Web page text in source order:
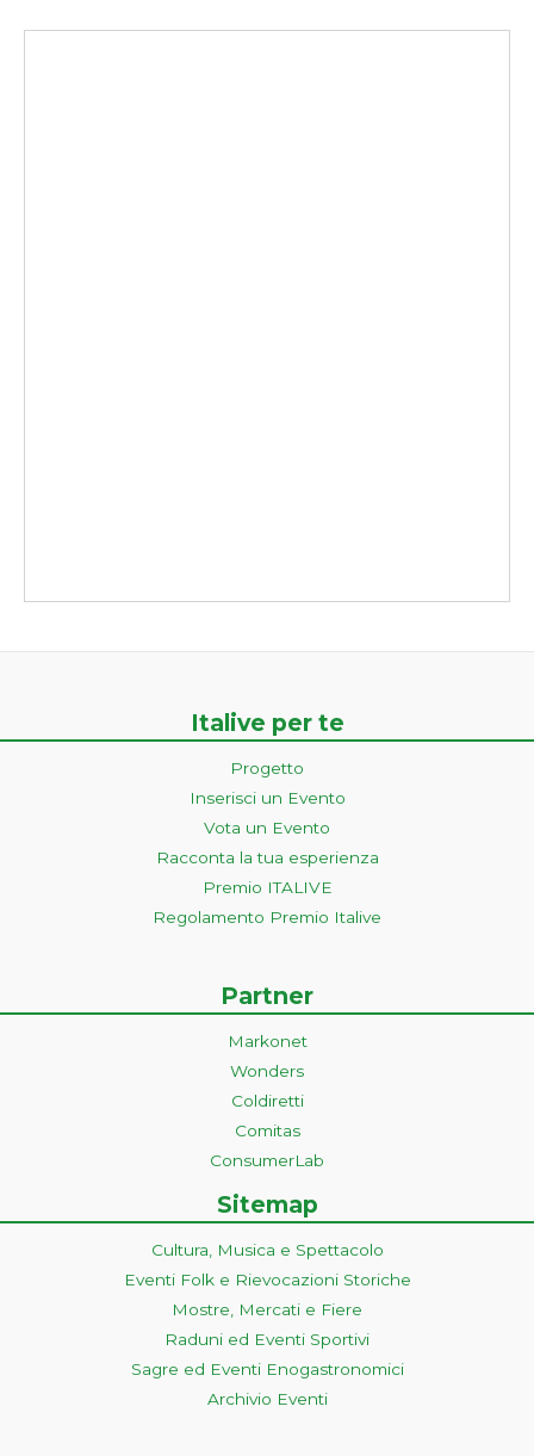
Italive per te
Progetto
Inserisci un Evento
Vota un Evento
Racconta la tua esperienza
Premio ITALIVE
Regolamento Premio Italive
Partner
Markonet
Wonders
Coldiretti
Comitas
ConsumerLab
Sitemap
Cultura, Musica e Spettacolo
Eventi Folk e Rievocazioni Storiche
Mostre, Mercati e Fiere
Raduni ed Eventi Sportivi
Sagre ed Eventi Enogastronomici
Archivio Eventi